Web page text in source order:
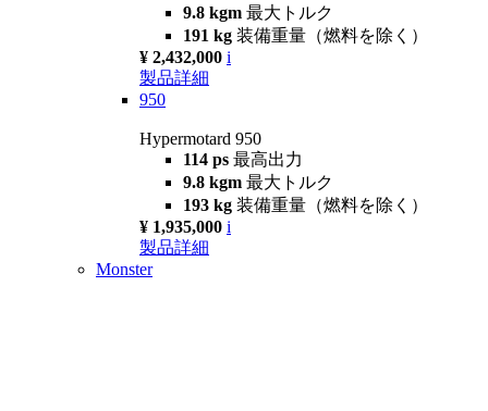
9.8 kgm 最大トルク
191 kg 装備重量（燃料を除く）
¥ 2,432,000 i
製品詳細
950
Hypermotard 950
114 ps 最高出力
9.8 kgm 最大トルク
193 kg 装備重量（燃料を除く）
¥ 1,935,000 i
製品詳細
Monster